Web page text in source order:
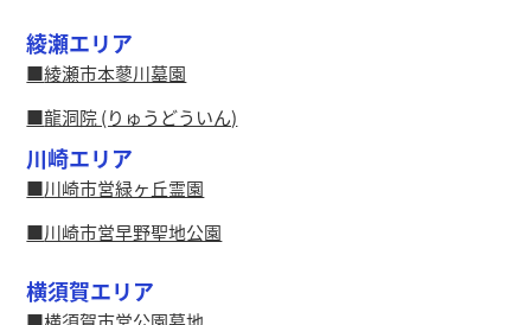
綾瀬エリア
綾瀬市本蓼川墓園
龍洞院 (りゅうどういん)
川崎エリア
川崎市営緑ヶ丘霊園
川崎市営早野聖地公園
横須賀エリア